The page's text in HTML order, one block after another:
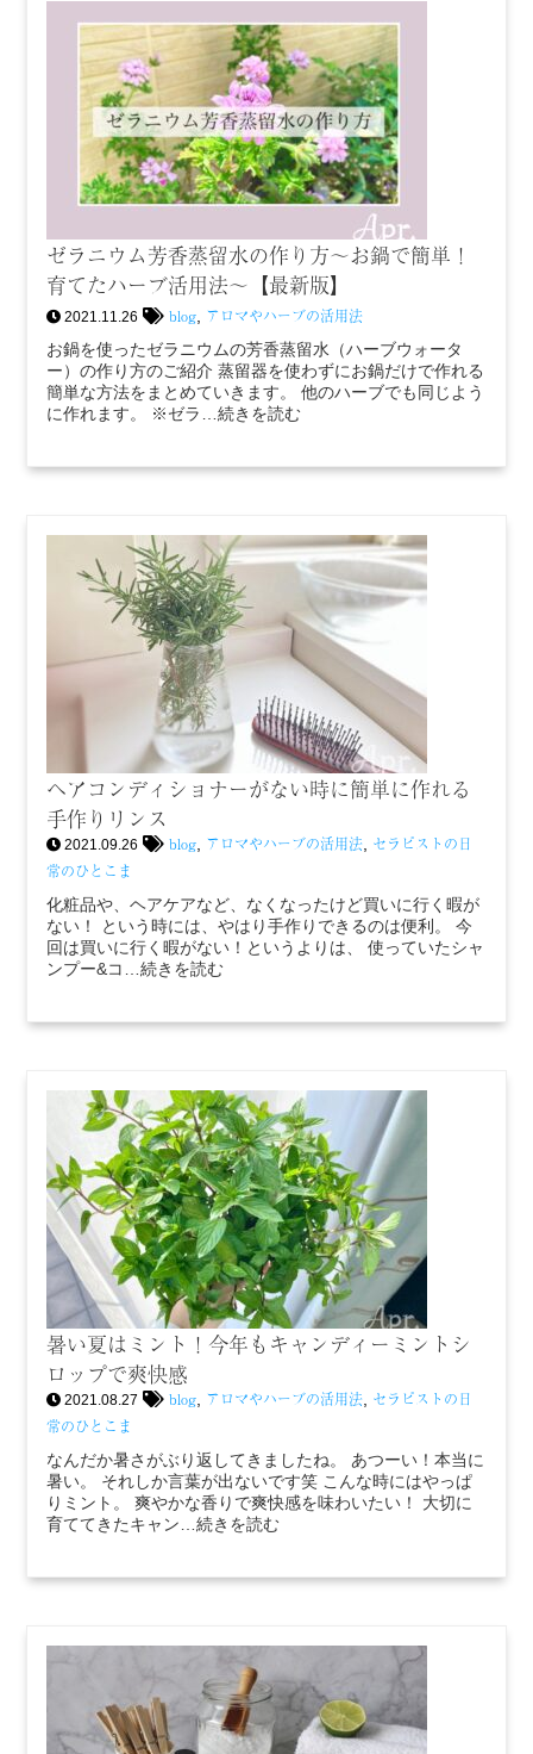
ゼラニウム芳香蒸留水の作り方～お鍋で簡単！
育てたハーブ活用法～【最新版】
2021.11.26 blog アロマやハーブの活用法
お鍋を使ったゼラニウムの芳香蒸留水（ハーブウォータ
ー）の作り方のご紹介 蒸留器を使わずにお鍋だけで作れる
簡単な方法をまとめていきます。 他のハーブでも同じよう
に作れます。 ※ゼラ…続きを読む
ヘアコンディショナーがない時に簡単に作れる
手作りリンス
2021.09.26 blog アロマやハーブの活用法 セラピストの日
常のひとこま
化粧品や、ヘアケアなど、なくなったけど買いに行く暇が
ない！ という時には、やはり手作りできるのは便利。 今
回は買いに行く暇がない！というよりは、 使っていたシャ
ンプー&コ…続きを読む
暑い夏はミント！今年もキャンディーミントシ
ロップで爽快感
2021.08.27 blog アロマやハーブの活用法 セラピストの日
常のひとこま
なんだか暑さがぶり返してきましたね。 あつーい！本当に
暑い。 それしか言葉が出ないです笑 こんな時にはやっぱ
りミント。 爽やかな香りで爽快感を味わいたい！ 大切に
育ててきたキャン…続きを読む